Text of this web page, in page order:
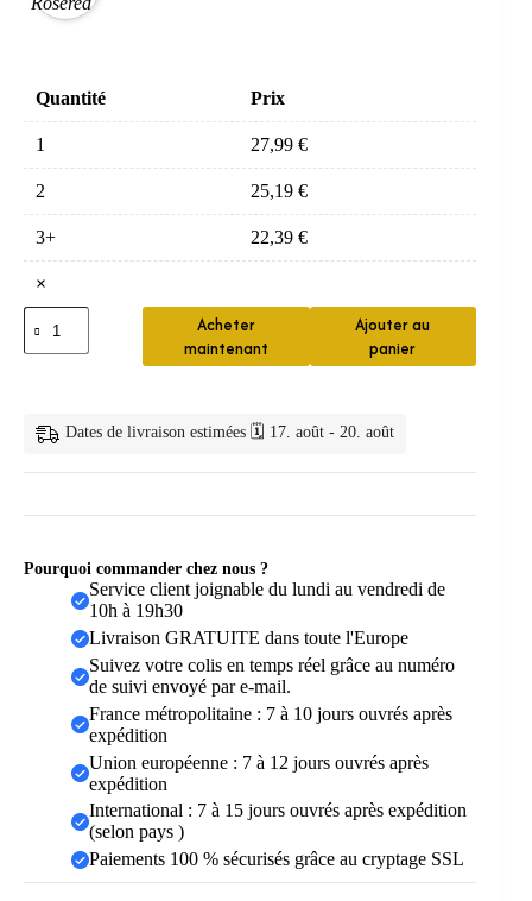
Quantité Prix
1 27,99 €
2 25,19 €
3+ 22,39 €
×
quantité
de
Sangle
en
Acheter
maintenant
Ajouter au
panier
Dates de livraison estimées 🗓️ 17. août - 20. août
Pourquoi commander chez nous ?
Service client joignable du lundi au vendredi de
10h à 19h30
Livraison GRATUITE dans toute l'Europe
Suivez votre colis en temps réel grâce au numéro
de suivi envoyé par e-mail.
France métropolitaine : 7 à 10 jours ouvrés après
expédition
Union européenne : 7 à 12 jours ouvrés après
expédition
International : 7 à 15 jours ouvrés après expédition
(selon pays )
Paiements 100 % sécurisés grâce au cryptage SSL